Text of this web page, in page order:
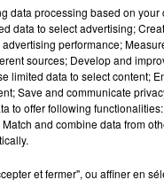
data processing based on
data to select advertising;
performance;
sources; Develop and
limited data to select content;
Save and communicate
to offer following
and combine data from
et fermer", ou affiner en